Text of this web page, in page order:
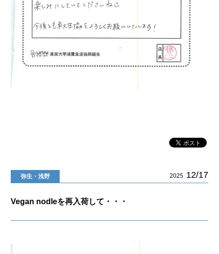
弥生・浅野 2025 12/17
Vegan nodleを再入荷して・・・